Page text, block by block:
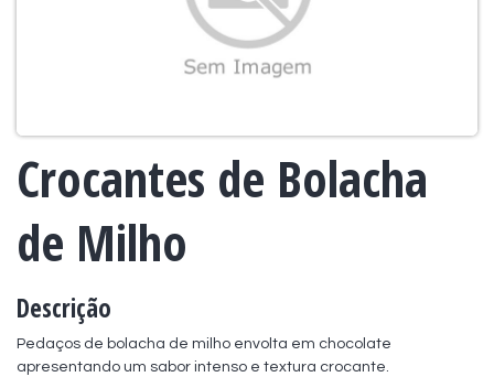
Crocantes de Bolacha
de Milho
Descrição
Pedaços de bolacha de milho envolta em chocolate
apresentando um sabor intenso e textura crocante.